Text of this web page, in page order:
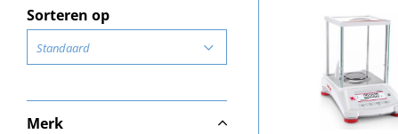
Sorteren op
Standaard
Merk